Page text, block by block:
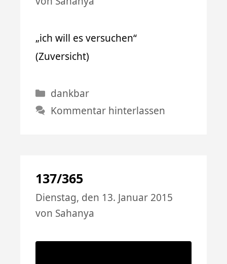
„ich will es versuchen“
(Zuversicht)
Kategorien
dankbar
Kommentar hinterlassen
137/365
Dienstag, den 13. Januar 2015
von Sahanya